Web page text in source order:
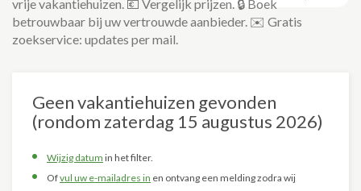
vrije vakantiehuizen. 💶 Vergelijk prijzen. 🔒 Boek
betrouwbaar bij uw vertrouwde aanbieder. ✉️ Gratis
zoekservice: updates per mail.
Geen vakantiehuizen gevonden
(rondom zaterdag 15 augustus 2026)
Wijzig datum in het filter.
Ofvul uw e-mailadres in en ontvang een melding zodra wij